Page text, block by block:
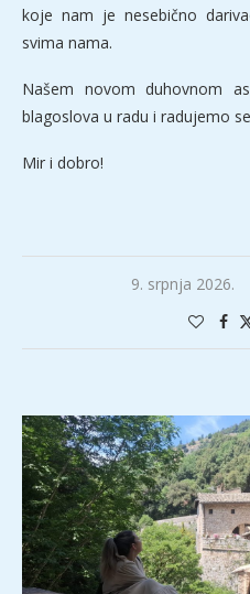
koje nam je nesebično
svima nama.
Našem novom duhovnom
blagoslova u radu i radujemo
Mir i dobro!
9. srpnja 2026.